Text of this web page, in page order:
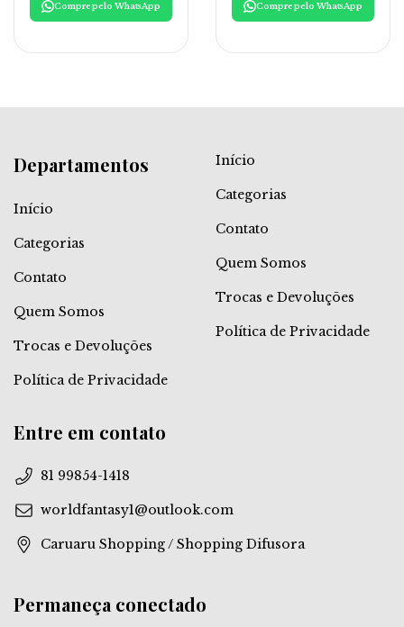
Compre pelo WhatsApp Compre pelo WhatsApp
Departamentos
Início
Categorias
Contato
Quem Somos
Trocas e Devoluções
Política de Privacidade
Início
Categorias
Contato
Quem Somos
Trocas e Devoluções
Política de Privacidade
Entre em contato
81 99854-1418
worldfantasy1@outlook.com
Caruaru Shopping / Shopping Difusora
Permaneça conectado